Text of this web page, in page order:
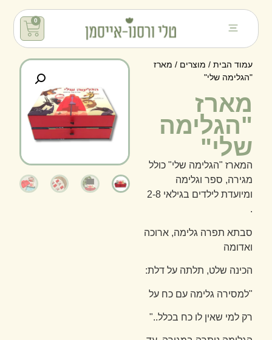
0
עמוד הבית / מוצרים / מארז
"הגלימה שלי"
מארז
"הגלימה
שלי"
המארז "הגלימה שלי" כולל
מגירה, ספר וגלימה
ומיועדת לילדים בגילאי 2-8
.
סבתא תפרה גלימה, ארוכה
ואדומה
הכינה שלט, תלתה על דלת:
"למסירה גלימה עם כח על
רק למי שאין לו כח בכלל.."